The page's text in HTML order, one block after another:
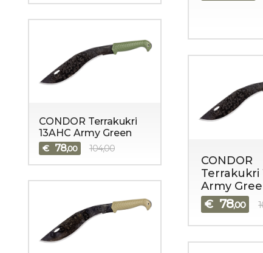
CONDOR
Terrakukri
Army
€ 78,00
CONDOR Terrakukri
13AHC Army Green
€ 78,00 104,00